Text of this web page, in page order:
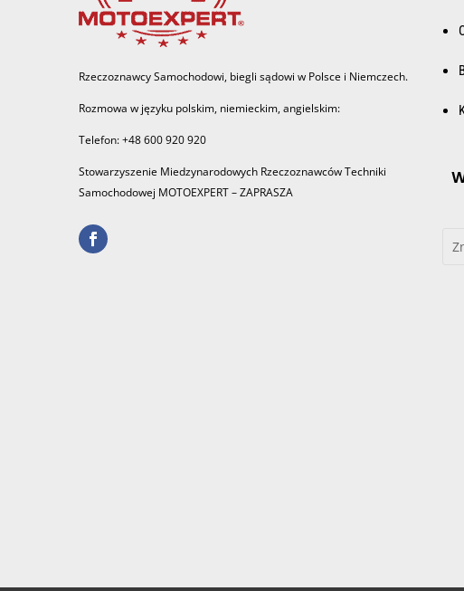
Rzeczoznawcy Samochodowi, biegli sądowi w Polsce i Niemczech.
Rozmowa w języku polskim, niemieckim, angielskim:
Telefon: +48 600 920 920
Stowarzyszenie Miedzynarodowych Rzeczoznawców Techniki
Samochodowej MOTOEXPERT – ZAPRASZA